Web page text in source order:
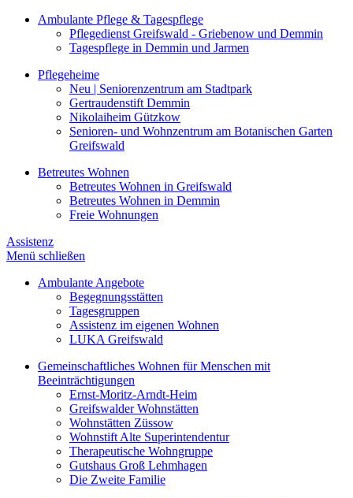
Ambulante Pflege & Tagespflege
Pflegedienst Greifswald - Griebenow und Demmin
Tagespflege in Demmin und Jarmen
Pflegeheime
Neu | Seniorenzentrum am Stadtpark
Gertraudenstift Demmin
Nikolaiheim Gützkow
Senioren- und Wohnzentrum am Botanischen Garten
Greifswald
Betreutes Wohnen
Betreutes Wohnen in Greifswald
Betreutes Wohnen in Demmin
Freie Wohnungen
Assistenz
Menü schließen
Ambulante Angebote
Begegnungsstätten
Tagesgruppen
Assistenz im eigenen Wohnen
LUKA Greifswald
Gemeinschaftliches Wohnen für Menschen mit
Beeinträchtigungen
Ernst-Moritz-Arndt-Heim
Greifswalder Wohnstätten
Wohnstätten Züssow
Wohnstift Alte Superintendentur
Therapeutische Wohngruppe
Gutshaus Groß Lehmhagen
Die Zweite Familie